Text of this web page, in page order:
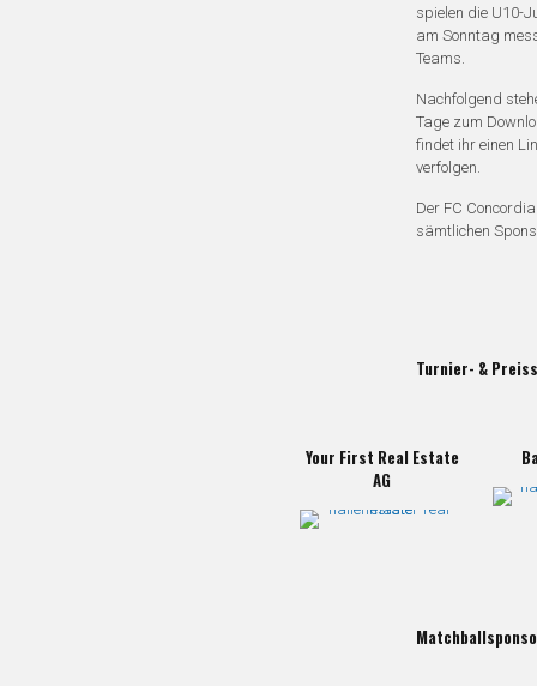
spielen die U10-
am Sonntag
Teams.
Nachfolgend
Tage zum
findet ihr einen
verfolgen.
Der FC
sämtlichen
Turnier- &
Your First Real Estate
AG